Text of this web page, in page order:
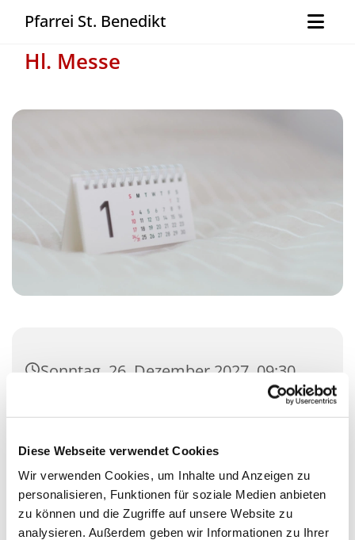
Diese Webseite verwendet Cookies
Wir verwenden Cookies, um Inhalte und Anzeigen zu
personalisieren, Funktionen für soziale Medien anbieten
zu können und die Zugriffe auf unsere Website zu
analysieren. Außerdem geben wir Informationen zu Ihrer
Pfarrei St. Benedikt
Hl. Messe
Sonntag, 26. Dezember 2027, 09:30
14974 Ludwigsfelde